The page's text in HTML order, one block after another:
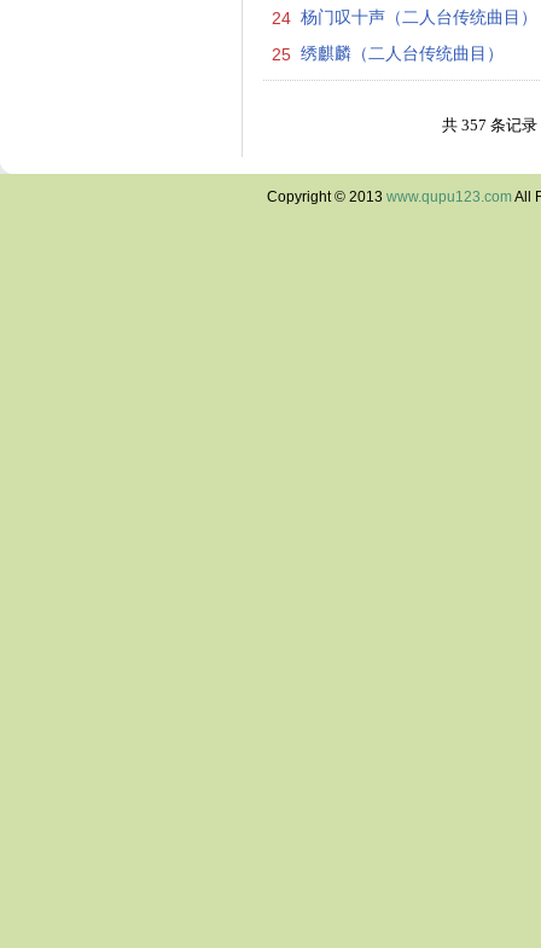
24 杨门叹十声（二人台传统曲目）
25 绣麒麟（二人台传统曲目）
共 357 条记录
Copyright © 2013 www.qupu123.comAll